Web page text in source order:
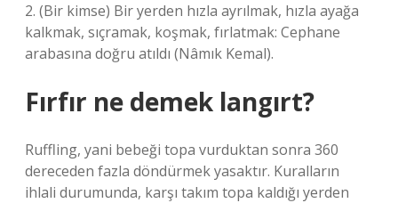
2. (Bir kimse) Bir yerden hızla ayrılmak, hızla ayağa
kalkmak, sıçramak, koşmak, fırlatmak: Cephane
arabasına doğru atıldı (Nâmık Kemal).
Fırfır ne demek langırt?
Ruffling, yani bebeği topa vurduktan sonra 360
dereceden fazla döndürmek yasaktır. Kuralların
ihlali durumunda, karşı takım topa kaldığı yerden